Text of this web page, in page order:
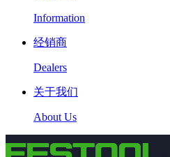
Information
经销商
Dealers
关于我们
About Us